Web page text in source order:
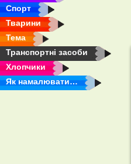
Спорт
Тварини
Тема
Транспортні засоби
Хлопчики
Як намалювати…